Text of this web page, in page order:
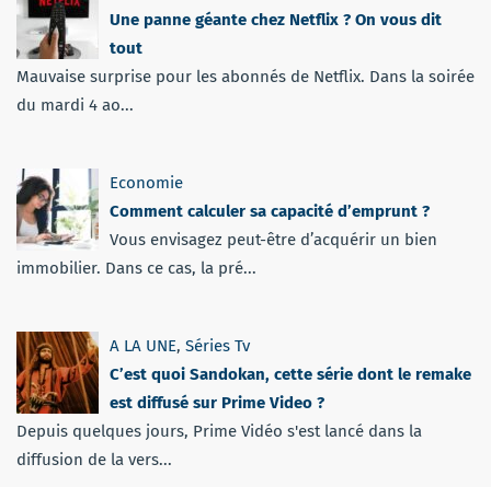
Une panne géante chez Netflix ? On vous dit
tout
Mauvaise surprise pour les abonnés de Netflix. Dans la soirée
du mardi 4 ao...
Economie
Comment calculer sa capacité d’emprunt ?
Vous envisagez peut-être d’acquérir un bien
immobilier. Dans ce cas, la pré...
A LA UNE, Séries Tv
C’est quoi Sandokan, cette série dont le remake
est diffusé sur Prime Video ?
Depuis quelques jours, Prime Vidéo s'est lancé dans la
diffusion de la vers...